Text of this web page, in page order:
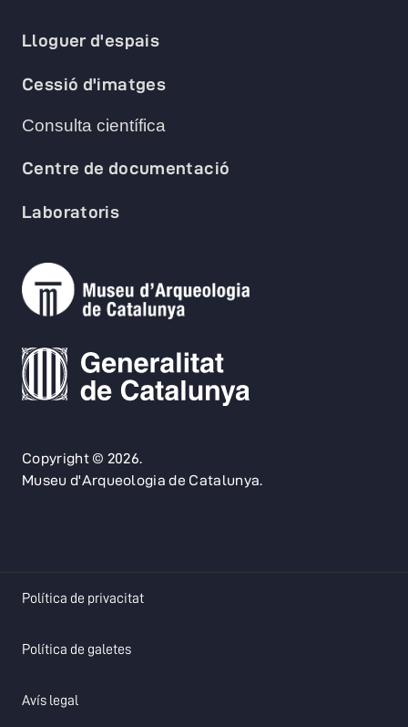
Copyright © 2026.
Museu d'Arqueologia de Catalunya.
Lloguer d'espais
Cessió d'imatges
Consulta científica
Centre de documentació
Laboratoris
Política de privacitatopens in a new tab
Política de galetesopens in a new tab
Avís legal